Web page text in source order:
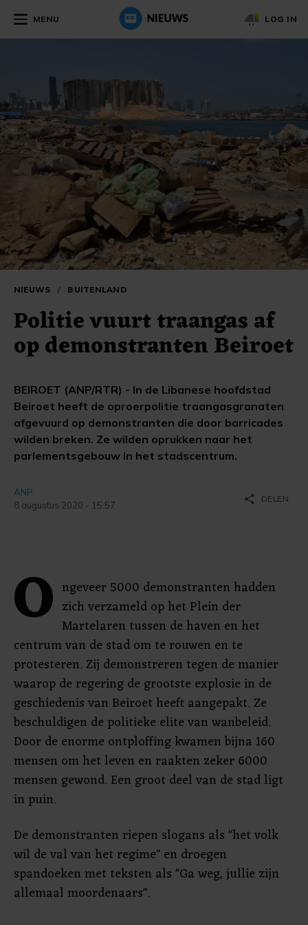
MENU LOG IN
NIEUWS / BUITENLAND
Politie vuurt traangas af
op demonstranten Beiroet
BEIROET (ANP/RTR) - In de Libanese hoofdstad
Beiroet heeft de oproerpolitie traangasgranaten
afgevuurd op demonstranten die door barricades
wilden breken. Ze wilden oprukken naar het
parlementsgebouw in het stadscentrum.
ANP
8 augustus 2020 - 15:57
share DELEN
O ngeveer 5000 demonstranten hadden
zich verzameld op het Plein der
Martelaren tussen de haven en het
centrum van de stad om te rouwen en te
protesteren. Zij demonstreren tegen de manier
waarop de regering de grootste explosie in de
geschiedenis van Beiroet heeft aangepakt. Ze
beschuldigen de politieke elite van wanbeleid.
Door de enorme ontploffing kwamen bijna 160
mensen om het leven en raakten zeker 6000
mensen gewond. Een groot deel van de stad ligt
in puin.
De demonstranten riepen slogans als "het volk
wil de val van het regime" en droegen
spandoeken met teksten als "Ga weg, jullie zijn
allemaal moordenaars".